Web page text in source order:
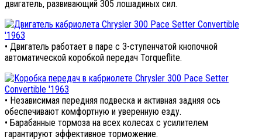
двигатель, развивающий 305 лошадиных сил.
• Двигатель работает в паре с 3-ступенчатой кнопочной
автоматической коробкой передач Torqueflite.
• Независимая передняя подвеска и активная задняя ось
обеспечивают комфортную и уверенную езду.
• Барабанные тормоза на всех колесах с усилителем
гарантируют эффективное торможение.